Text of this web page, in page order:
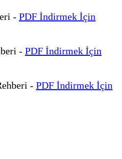
- PDF İndirmek İçin
- PDF İndirmek İçin
- PDF İndirmek İçin